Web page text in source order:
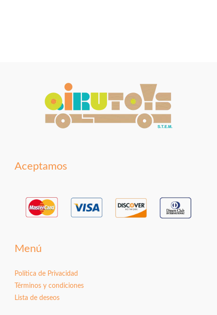
Aceptamos
Menú
Política de Privacidad
Términos y condiciones
Lista de deseos